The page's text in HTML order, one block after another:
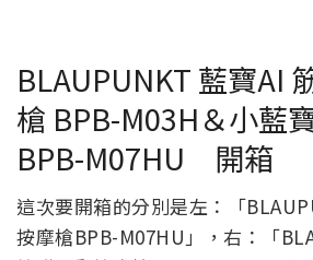
BLAUPUNKT 藍寶AI
槍 BPB-M03H＆小藍
BPB-M07HU 開箱
這次要開箱的分別是左：「
按摩槍BPB-M07HU」，右：「